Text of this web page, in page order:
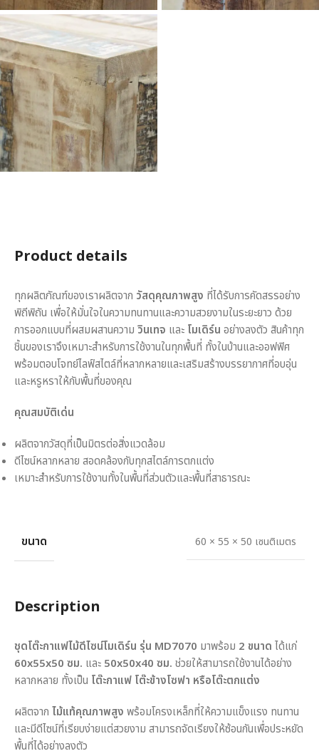
Product details
ทุกผลิตภัณฑ์ของเราผลิตจาก วัสดุคุณภาพสูง ที่ได้รับการคัดสรรอย่าง
พิถีพิถัน เพื่อให้มั่นใจในความทนทานและความสวยงามในระยะยาว ด้วย
การออกแบบที่ผสมผสานความ วินเทจ และ โมเดิร์น อย่างลงตัว สินค้าทุก
ชิ้นของเราจึงเหมาะสำหรับการใช้งานในทุกพื้นที่ ทั้งในบ้านและออฟฟิศ
พร้อมตอบโจทย์ไลฟ์สไตล์ที่หลากหลายและเสริมสร้างบรรยากาศที่อบอุ่น
และหรูหราให้กับพื้นที่ของคุณ
คุณสมบัติเด่น
ผลิตจากวัสดุที่เป็นมิตรต่อสิ่งแวดล้อม
ดีไซน์หลากหลาย สอดคล้องกับทุกสไตล์การตกแต่ง
เหมาะสำหรับการใช้งานทั้งในพื้นที่ส่วนตัวและพื้นที่สาธารณะ
ขนาด 60 × 55 × 50 เซนติเมตร
Description
ชุดโต๊ะกาแฟไม้ดีไซน์โมเดิร์น รุ่น MD7070 มาพร้อม 2 ขนาด ได้แก่
60x55x50 ซม. และ 50x50x40 ซม. ช่วยให้สามารถใช้งานได้อย่าง
หลากหลาย ทั้งเป็น โต๊ะกาแฟ โต๊ะข้างโซฟา หรือโต๊ะตกแต่ง
ผลิตจาก ไม้แท้คุณภาพสูง พร้อมโครงเหล็กที่ให้ความแข็งแรง ทนทาน
และมีดีไซน์ที่เรียบง่ายแต่สวยงาม สามารถจัดเรียงให้ซ้อนกันเพื่อประหยัด
พื้นที่ได้อย่างลงตัว